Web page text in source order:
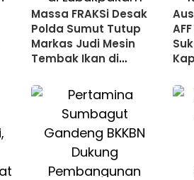
Massa FRAKSi Desak
Polda Sumut Tutup
Markas Judi Mesin
Tembak Ikan di